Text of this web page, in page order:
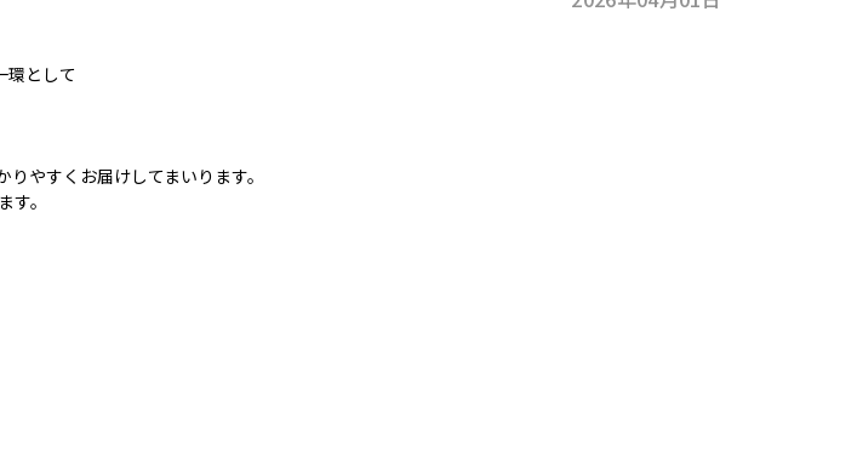
環として
やすくお届けしてまいります。
。